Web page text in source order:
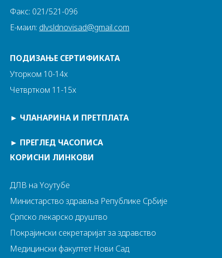
Факс: 021/521-096
Е-маил: dlvsldnovisad@gmail.com
ПОДИЗАЊЕ СЕРТИФИКАТА
Уторком 10-14х
Четвртком 11-15х
► ЧЛАНАРИНА И ПРЕТПЛАТА
► ПРЕГЛЕД ЧАСОПИСА
КОРИСНИ ЛИНКОВИ
ДЛВ на Yоутубе
Министарство здравља Републике Србије
Српско лекарско друштво
Покрајински секретаријат за здравство
Медицински факултет Нови Сад